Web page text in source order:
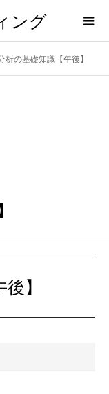
ング
析の基礎知識【午後】
】